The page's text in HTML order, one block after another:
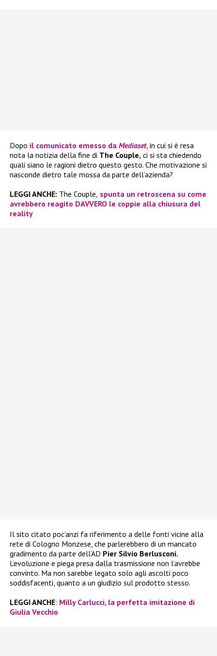
Dopo il comunicato emesso da Mediaset, in cui si è resa
nota la notizia della fine di The Couple, ci si sta chiedendo
quali siano le ragioni dietro questo gesto. Che motivazione si
nasconde dietro tale mossa da parte dell’azienda?
LEGGI ANCHE: The Couple, spunta un retroscena su come
avrebbero reagito DAVVERO le coppie alla chiusura del
reality
Il sito citato poc’anzi fa riferimento a delle fonti vicine alla
rete di Cologno Monzese, che parlerebbero di un mancato
gradimento da parte dell’AD Pier Silvio Berlusconi.
L’evoluzione e piega presa dalla trasmissione non l’avrebbe
convinto. Ma non sarebbe legato solo agli ascolti poco
soddisfacenti, quanto a un giudizio sul prodotto stesso.
LEGGI ANCHE: Milly Carlucci, la perfetta imitazione di
Giulia Vecchio